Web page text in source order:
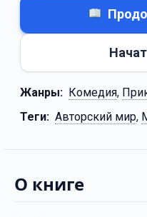
Жанры: Комедия,
Теги: Авторский мир,
О книге